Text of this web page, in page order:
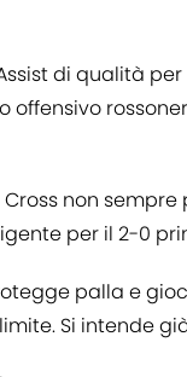
di qualità
offensivo
Cross non
per il 2-0
palla e
Si intende